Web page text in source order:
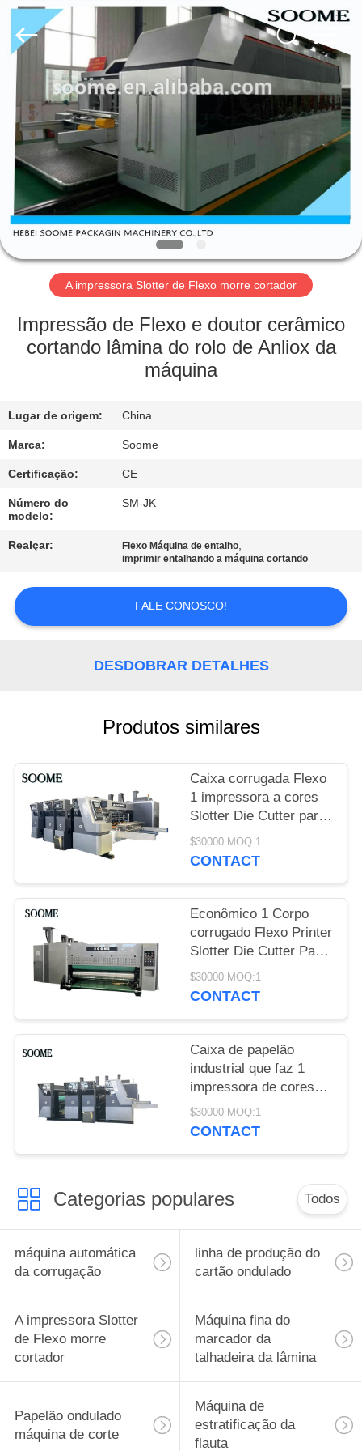
PARA
CASA
PRODUTOS
SOBRE
NÓS
VISITA
FÁBRICA
DE
QUALIDADE
CONTACTE-
NOS
UM
ORÇAMENTO
DO
SITE
POLÍTICA
PRIVACIDADE
HEBEI
PACKAGING
MACHINERY
CO.,LTD.
Rights
Reserved.
A impressora Slotter de Flexo morre cortador
Impressão de Flexo e doutor cerâmico
cortando lâmina do rolo de Anliox da
máquina
Lugar de origem: China
Marca: Soome
Certificação: CE
Número do
modelo:
SM-JK
Realçar: Flexo Máquina de entalho,
imprimir entalhando a máquina cortando
FALE CONOSCO!
DESDOBRAR DETALHES
Produtos similares
Caixa corrugada Flexo
1 impressora a cores
Slotter Die Cutter para
a fabricação de caixas
de pizza
$30000 MOQ:1
CONTACT
Econômico 1 Corpo
corrugado Flexo Printer
Slotter Die Cutter Para
Pequena caixa de
impressão de
$30000 MOQ:1
CONTACT
Caixa de papelão
industrial que faz 1
impressora de cores
Slotter máquina de
corte de die
$30000 MOQ:1
CONTACT
Categorias populares Todos
máquina automática
da corrugação
linha de produção do
cartão ondulado
A impressora Slotter
de Flexo morre
cortador
Máquina fina do
marcador da
talhadeira da lâmina
Papelão ondulado
máquina de corte
Máquina de
estratificação da
flauta